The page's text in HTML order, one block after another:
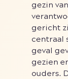
gezin
gericht
centraal
geval
gezien
ouders.